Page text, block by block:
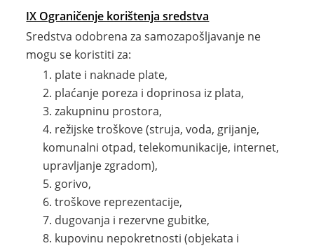
IX Ograničenje korištenja sredstva
Sredstva odobrena za samozapošljavanje ne
mogu se koristiti za:
plate i naknade plate,
plaćanje poreza i doprinosa iz plata,
zakupninu prostora,
režijske troškove (struja, voda, grijanje,
komunalni otpad, telekomunikacije, internet,
upravljanje zgradom),
gorivo,
troškove reprezentacije,
dugovanja i rezervne gubitke,
kupovinu nepokretnosti (objekata i